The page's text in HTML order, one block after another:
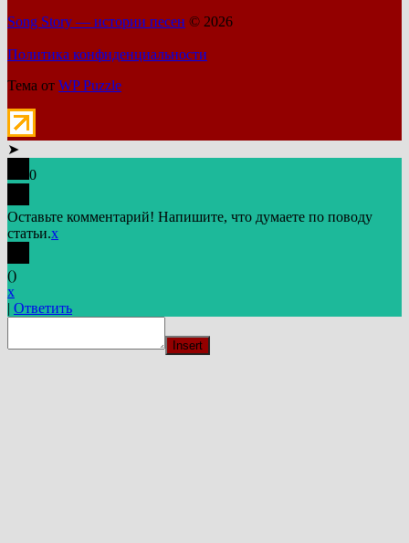
Song Story — истории песен © 2026
Политика конфиденциальности
Тема от WP Puzzle
➤
0
Оставьте комментарий! Напишите, что думаете по поводу
статьи.x
()
x
| Ответить
Insert